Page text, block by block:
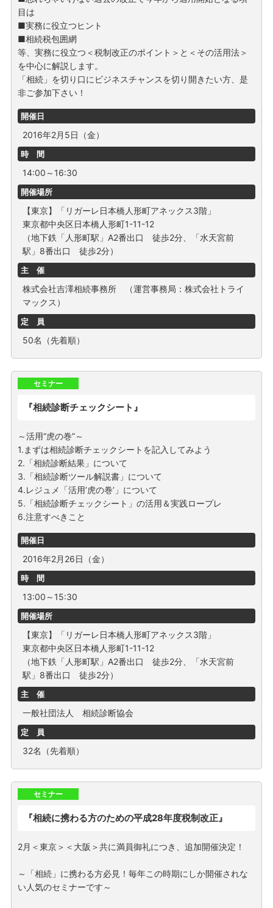
目は
■実務に役立つヒント
■相続税包囲網
等、実務に役立つ＜税制改正のポイント＞と＜その活用法＞
を中心に解説します。
「相続」を切り口にビジネスチャンスを切り開きたい方、是
非ご参加下さい！
開催日
2016年2月5日（金）
時 間
14:00～16:30
開催場所
【東京】「リガーレ日本橋人形町アネックス3階」
東京都中央区日本橋人形町1-11-12
（地下鉄「人形町駅」A2番出口 徒歩2分、「水天宮前
駅」8番出口 徒歩2分）
主 催
株式会社吉澤相続事務所 （運営事務局：株式会社トライ
マックス）
定 員
50名（先着順）
セミナー
『相続診断チェックシート』
～活用“虎の巻”～
1.まずは相続診断チェックシートを記入してみよう
2.「相続診断結果」について
3.「相続診断ツール解説書」について
4.レジュメ「活用’虎の巻’」について
5.「相続診断チェックシート」の活用＆実践ロープレ
6.注意すべきこと
開催日
2016年2月26日（金）
時 間
13:00～15:30
開催場所
【東京】「リガーレ日本橋人形町アネックス3階」
東京都中央区日本橋人形町1-11-12
（地下鉄「人形町駅」A2番出口 徒歩2分、「水天宮前
駅」8番出口 徒歩2分）
主 催
一般社団法人 相続診断協会
定 員
32名（先着順）
セミナー
『相続に携わる方のための平成28年度税制改正』
2月＜東京＞＜大阪＞共に満員御礼につき、追加開催決定！
～「相続」に携わる方必見！毎年この時期にしか開催されな
い人気のセミナーです～